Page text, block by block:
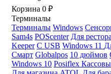
Корзина 0 ₽
Терминалы
Терминалы Windows
Sam4s POScenter Для
Keeper С USB Windows 11
Смарт Globalpos 10 дюймов
Windows 10 Posiflex